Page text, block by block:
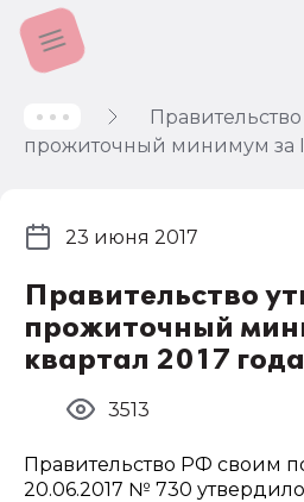
прожиточный минимум за I
Правительство
прожиточный
квартал 2017 года
23 июня 2017
3513
Правительство РФ своим
20.06.2017 № 730 утвердило
Учет и
налогообложение